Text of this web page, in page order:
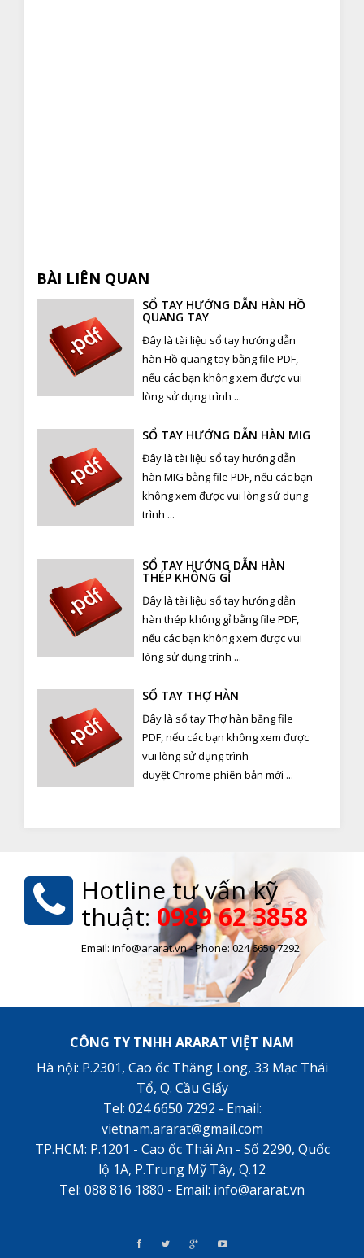
BÀI LIÊN QUAN
SỔ TAY HƯỚNG DẪN HÀN HỒ
QUANG TAY
Đây là tài liệu sổ tay hướng dẫn
hàn Hồ quang tay bằng file PDF,
nếu các bạn không xem được vui
lòng sử dụng trình ...
SỔ TAY HƯỚNG DẪN HÀN MIG
Đây là tài liệu sổ tay hướng dẫn
hàn MIG bằng file PDF, nếu các bạn
không xem được vui lòng sử dụng
trình ...
SỔ TAY HƯỚNG DẪN HÀN
THÉP KHÔNG GỈ
Đây là tài liệu sổ tay hướng dẫn
hàn thép không gỉ bằng file PDF,
nếu các bạn không xem được vui
lòng sử dụng trình ...
SỔ TAY THỢ HÀN
Đây là sổ tay Thợ hàn bằng file
PDF, nếu các bạn không xem được
vui lòng sử dụng trình
duyệt Chrome phiên bản mới ...
Hotline tư vấn kỹ
thuật: 0989 62 3858
Email: info@ararat.vn - Phone: 024 6650 7292
CÔNG TY TNHH ARARAT VIỆT NAM
Hà nội: P.2301, Cao ốc Thăng Long, 33 Mạc Thái
Tổ, Q. Cầu Giấy
Tel: 024 6650 7292 - Email:
vietnam.ararat@gmail.com
TP.HCM: P.1201 - Cao ốc Thái An - Số 2290, Quốc
lộ 1A, P.Trung Mỹ Tây, Q.12
Tel: 088 816 1880 - Email: info@ararat.vn